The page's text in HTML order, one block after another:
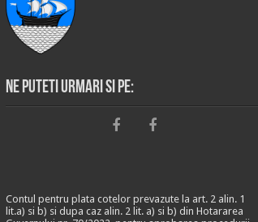
Ne puteti urmari si pe:
Contul pentru plata cotelor prevazute la art. 2 alin. 1
lit.a) si b) si dupa caz alin. 2 lit. a) si b) din Hotararea